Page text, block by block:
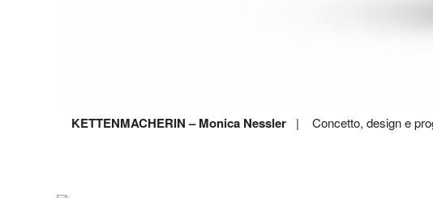
KETTENMACHERIN – Monica Nessler| Concetto, design e